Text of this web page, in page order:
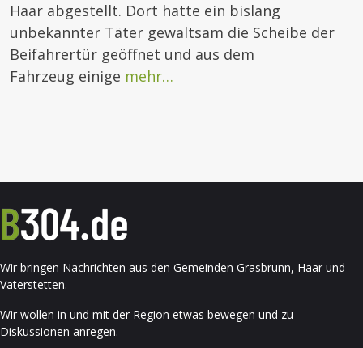
Haar abgestellt. Dort hatte ein bislang
unbekannter Täter gewaltsam die Scheibe der
Beifahrertür geöffnet und aus dem
Fahrzeug einige mehr…
Wir bringen Nachrichten aus den Gemeinden Grasbrunn, Haar und
Vaterstetten.
Wir wollen in und mit der Region etwas bewegen und zu
Diskussionen anregen.